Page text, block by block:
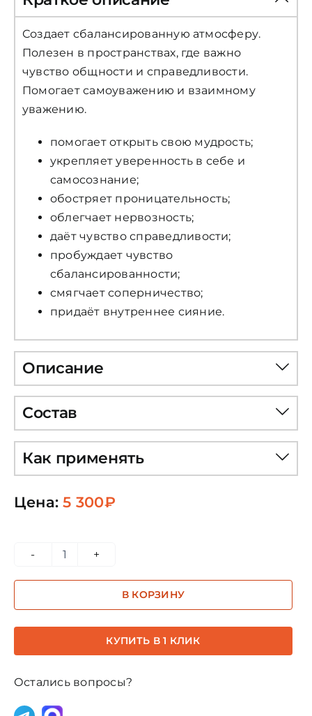
Создает сбалансированную атмосферу.
Полезен в пространствах, где важно
чувство общности и справедливости.
Помогает самоуважению и взаимному
уважению.
помогает открыть свою мудрость;
укрепляет уверенность в себе и
самосознание;
обостряет проницательность;
облегчает нервозность;
даёт чувство справедливости;
пробуждает чувство
сбалансированности;
смягчает соперничество;
придаёт внутреннее сияние.
Описание
Состав
Как применять
Цена:5 300₽
товара
Помандер
"Золотой"
В КОРЗИНУ
КУПИТЬ В 1 КЛИК
Остались вопросы?